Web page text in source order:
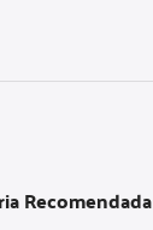
Recomendada